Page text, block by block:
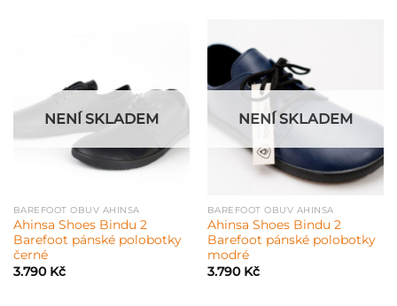
NENÍ SKLADEM
BAREFOOT OBUV AHINSA
Ahinsa Shoes Bindu 2
Barefoot pánské polobotky
černé
3.790 Kč
NENÍ SKLADEM
BAREFOOT OBUV AHINSA
Ahinsa Shoes Bindu 2
Barefoot pánské polobotky
modré
3.790 Kč